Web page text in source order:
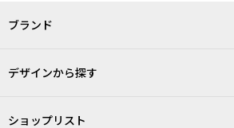
ブランド
デザインから探す
ショップリスト